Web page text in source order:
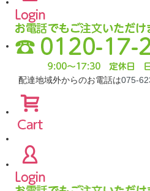
配達地域外からのお電話は075-